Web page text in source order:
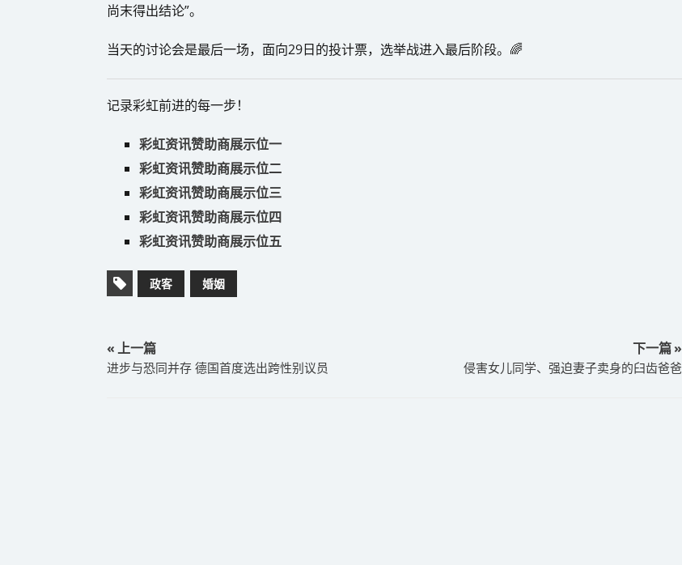
尚末得出结论”。
当天的讨论会是最后一场，面向29日的投计票，选举战进入最后阶段。🌈
记录彩虹前进的每一步！
彩虹资讯赞助商展示位一
彩虹资讯赞助商展示位二
彩虹资讯赞助商展示位三
彩虹资讯赞助商展示位四
彩虹资讯赞助商展示位五
政客 婚姻
« 上一篇
进步与恐同并存 德国首度选出跨性别议员
下一篇 »
侵害女儿同学、强迫妻子卖身的臼齿爸爸